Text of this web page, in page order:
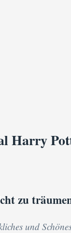
Harry
zu
und